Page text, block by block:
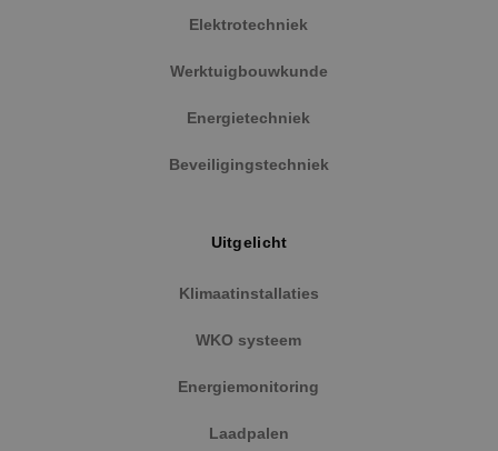
Elektrotechniek
Werktuigbouwkunde
Energietechniek
Beveiligingstechniek
Uitgelicht
Klimaatinstallaties
WKO systeem
Energiemonitoring
Laadpalen
Aanbieder
www.binktechniek.nl
Google Privacy Policy